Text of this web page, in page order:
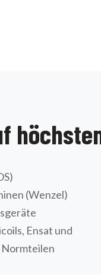
(Wenzel)
Ensat und